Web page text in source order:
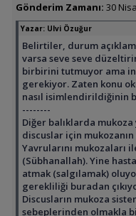
Gönderim Zamanı: 30
Yazar: Ulvi Özuğur
Belirtiler, durum
varsa seve seve
birbirini tutmuyor ama
gerekiyor. Zaten konu
nasıl isimlendirildiğinin
--------
Diğer balıklarda
discuslar için
Yavrularını mukozaları
(Sübhanallah). Yine
atmak (salgılamak)
gerekliliği buradan
Discusların mukoza
sebeplerinden olmakla